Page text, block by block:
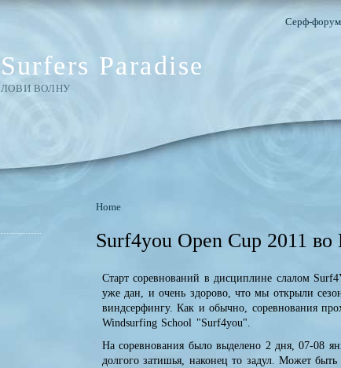
Surfers Paradise
ЛОВИ ВОЛНУ
Серф-форум
Home
Surf4you Open Cup 2011 во
Старт соревнований в дисциплине слалом
уже дан, и очень здорово, что мы открыли
виндсерфингу. Как и обычно, соревнования
Windsurfing School "Surf4you".
На соревнования было выделено 2 дня, 07-08
долгого затишья, наконец то задул. Может